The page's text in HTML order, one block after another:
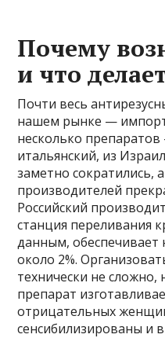
Почему
и что
Почти весь
нашем рынке —
несколько
итальянский, из
заметно сократились,
производителей
Российский
станция переливания
данным, обеспечивает
около 2%.
технически не
препарат
отрицательных
сенсибилизированы и